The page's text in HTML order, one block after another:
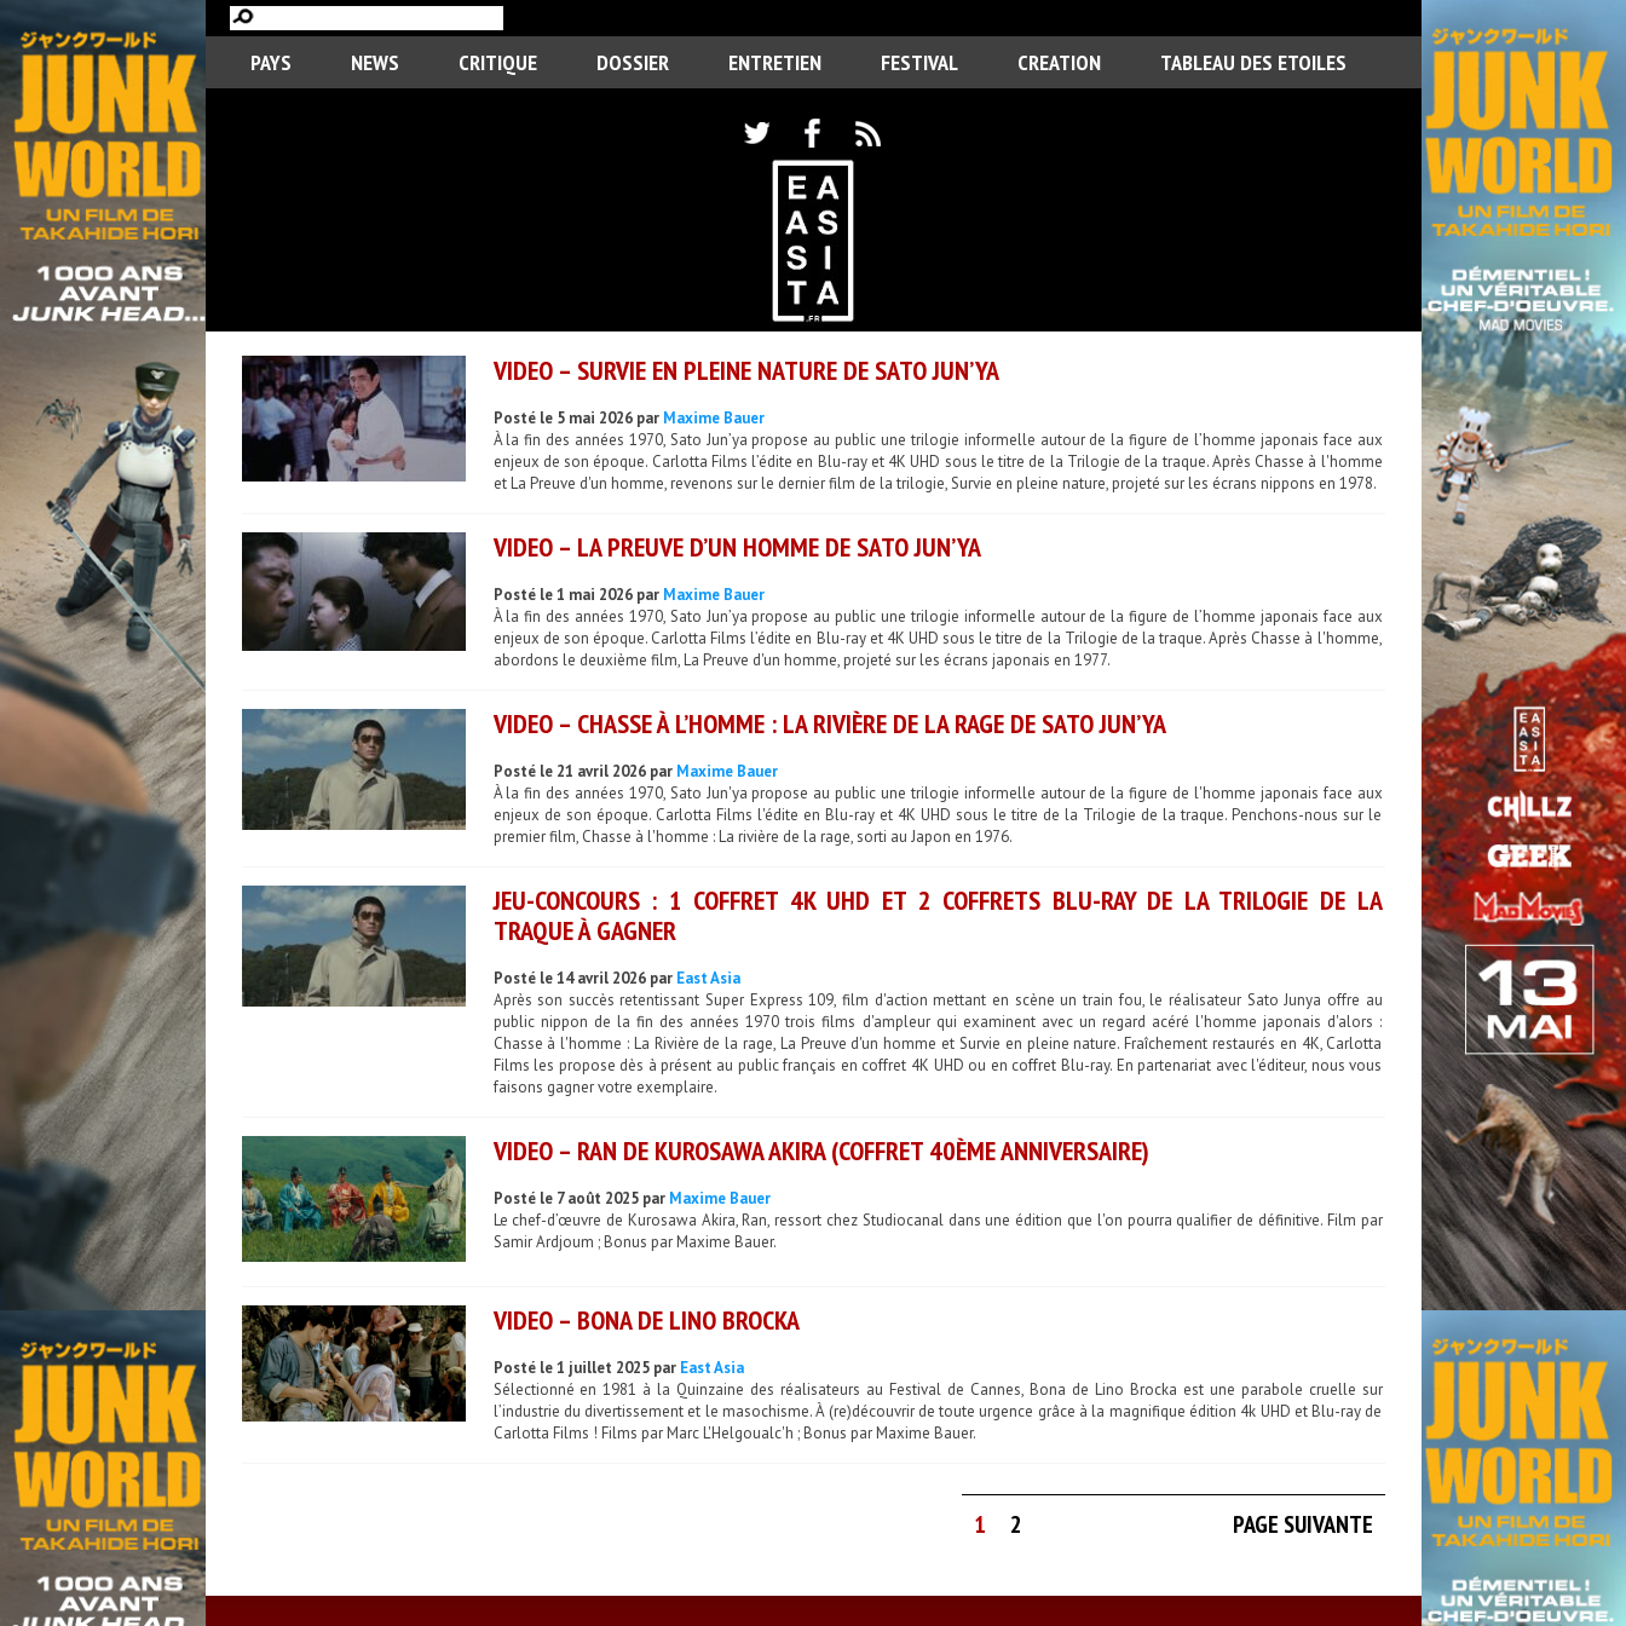
PAYS NEWS CRITIQUE DOSSIER ENTRETIEN FESTIVAL CREATION TABLEAU DES ETOILES
VIDEO – SURVIE EN PLEINE NATURE DE SATO JUN’YA
Posté le 5 mai 2026 par Maxime Bauer
À la fin des années 1970, Sato Jun’ya propose au public une trilogie informelle autour de la figure de l’homme japonais face aux
enjeux de son époque. Carlotta Films l’édite en Blu-ray et 4K UHD sous le titre de la Trilogie de la traque. Après Chasse à l'homme
et La Preuve d'un homme, revenons sur le dernier film de la trilogie, Survie en pleine nature, projeté sur les écrans nippons en 1978.
VIDEO – LA PREUVE D’UN HOMME DE SATO JUN’YA
Posté le 1 mai 2026 par Maxime Bauer
À la fin des années 1970, Sato Jun’ya propose au public une trilogie informelle autour de la figure de l’homme japonais face aux
enjeux de son époque. Carlotta Films l’édite en Blu-ray et 4K UHD sous le titre de la Trilogie de la traque. Après Chasse à l'homme,
abordons le deuxième film, La Preuve d'un homme, projeté sur les écrans japonais en 1977.
VIDEO – CHASSE À L’HOMME : LA RIVIÈRE DE LA RAGE DE SATO JUN’YA
Posté le 21 avril 2026 par Maxime Bauer
À la fin des années 1970, Sato Jun'ya propose au public une trilogie informelle autour de la figure de l'homme japonais face aux
enjeux de son époque. Carlotta Films l'édite en Blu-ray et 4K UHD sous le titre de la Trilogie de la traque. Penchons-nous sur le
premier film, Chasse à l'homme : La rivière de la rage, sorti au Japon en 1976.
JEU-CONCOURS : 1 COFFRET 4K UHD ET 2 COFFRETS BLU-RAY DE LA TRILOGIE DE LA
TRAQUE À GAGNER
Posté le 14 avril 2026 par East Asia
Après son succès retentissant Super Express 109, film d'action mettant en scène un train fou, le réalisateur Sato Junya offre au
public nippon de la fin des années 1970 trois films d'ampleur qui examinent avec un regard acéré l'homme japonais d'alors :
Chasse à l'homme : La Rivière de la rage, La Preuve d'un homme et Survie en pleine nature. Fraîchement restaurés en 4K, Carlotta
Films les propose dès à présent au public français en coffret 4K UHD ou en coffret Blu-ray. En partenariat avec l'éditeur, nous vous
faisons gagner votre exemplaire.
VIDEO – RAN DE KUROSAWA AKIRA (COFFRET 40ÈME ANNIVERSAIRE)
Posté le 7 août 2025 par Maxime Bauer
Le chef-d’œuvre de Kurosawa Akira, Ran, ressort chez Studiocanal dans une édition que l'on pourra qualifier de définitive. Film par
Samir Ardjoum ; Bonus par Maxime Bauer.
VIDEO – BONA DE LINO BROCKA
Posté le 1 juillet 2025 par East Asia
Sélectionné en 1981 à la Quinzaine des réalisateurs au Festival de Cannes, Bona de Lino Brocka est une parabole cruelle sur
l’industrie du divertissement et le masochisme. À (re)découvrir de toute urgence grâce à la magnifique édition 4k UHD et Blu-ray de
Carlotta Films ! Films par Marc L'Helgoualc'h ; Bonus par Maxime Bauer.
PAGE SUIVANTE
1 2